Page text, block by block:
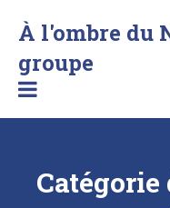
À l'ombre du
groupe
Séjournez
au
bord
d'un
Savoie
Catégorie